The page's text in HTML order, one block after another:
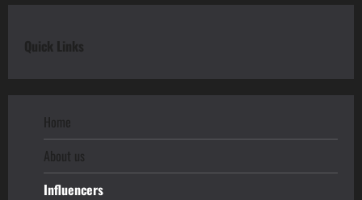
Quick Links
Home
About us
Influencers